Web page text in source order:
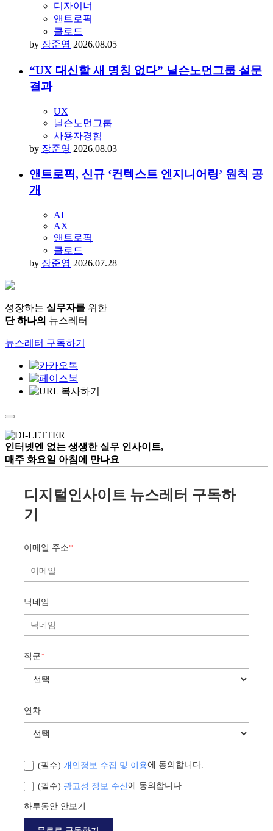
디자이너
앤트로픽
클로드
by 장준영 2026.08.05
“UX 대신할 새 명칭 없다” 닐슨노먼그룹 설문
결과
UX
닐슨노먼그룹
사용자경험
by 장준영 2026.08.03
앤트로픽, 신규 ‘컨텍스트 엔지니어링’ 원칙 공
개
AI
AX
앤트로픽
클로드
by 장준영 2026.07.28
성장하는 실무자를 위한
단 하나의 뉴스레터
뉴스레터 구독하기
인터넷엔 없는 생생한 실무 인사이트,
매주 화요일 아침에 만나요
디지털인사이트 뉴스레터 구독하
기
이메일 주소*
닉네임
직군*
연차
(필수) 개인정보 수집 및 이용에 동의합니다.
(필수) 광고성 정보 수신에 동의합니다.
하루동안 안보기